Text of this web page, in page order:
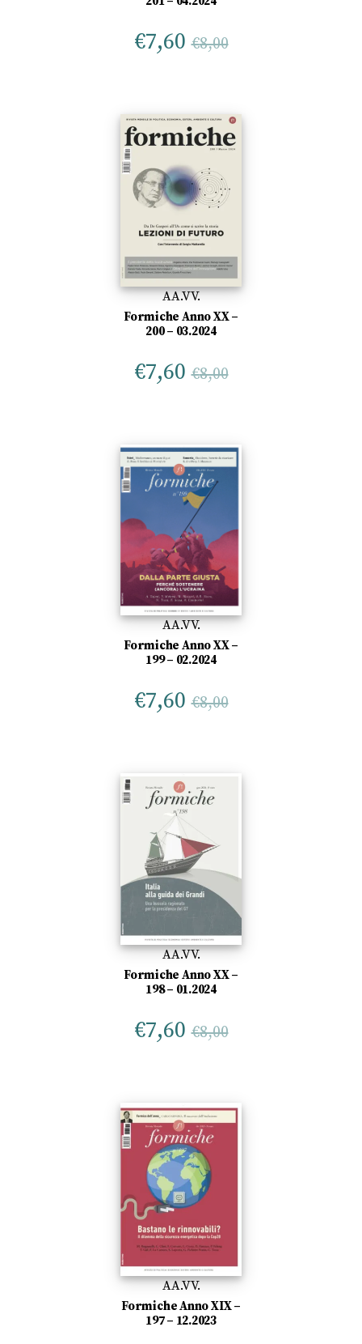
€7,60 €8,00
AA.VV.
Formiche Anno XX –
200 – 03.2024
€7,60 €8,00
AA.VV.
Formiche Anno XX –
199 – 02.2024
€7,60 €8,00
AA.VV.
Formiche Anno XX –
198 – 01.2024
€7,60 €8,00
AA.VV.
Formiche Anno XIX –
197 – 12.2023